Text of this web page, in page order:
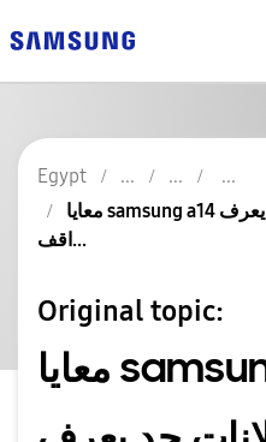
Egypt
معايا samsung a14 كل شويه يجيب اعلانات حد يعرف
اقف...
Original topic:
معايا samsung a14 كل